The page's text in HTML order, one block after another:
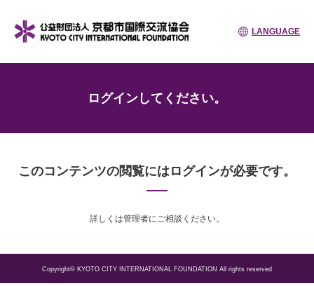
LANGUAGE
ログインしてください。
このコンテンツの閲覧にはログインが必要です。
詳しくは管理者にご相談ください。
Copyright© KYOTO CITY INTERNATIONAL FOUNDATION All rights reserved